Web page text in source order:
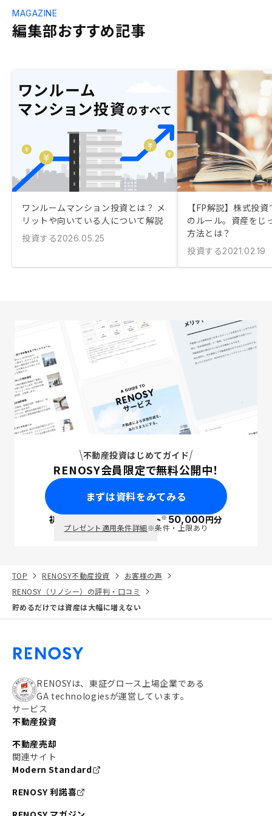
編集部おすすめ記事
MAGAZINE
ワンルームマンション投資とは？ メ
リットや向いている人について解説
投資する2026.05.25
【FP解説】株式投
のルール。資産をじ
方法とは？
投資する2021.02.19
不動産投資はじめてガイド
RENOSY会員限定で無料公開中！
まずは資料をみてみる
初回面談で ポイント※50,000円分
プレゼント適用条件詳細※条件・上限あり
TOP RENOSY不動産投資
お客様の声
RENOSY（リノシー）の評判・口コミ
貯めるだけでは資産は大幅に増えない
RENOSYは、東証グロース上場企業である
GA technologiesが運営しています。
サービス
不動産投資
不動産売却
関連サイト
Modern Standard
RENOSY 利諾喜